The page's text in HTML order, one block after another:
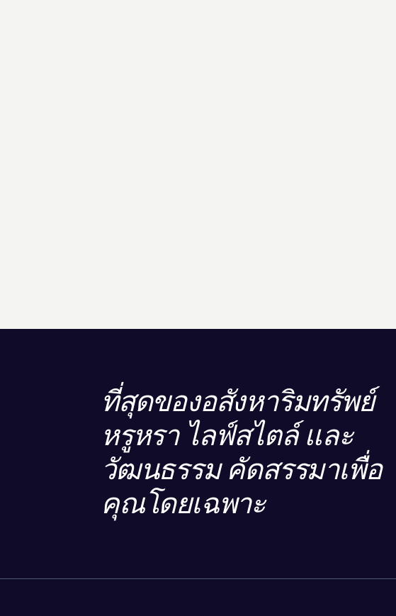
ที่สุดของอสังหาริมทรัพย์
หรูหรา ไลฟ์สไตล์ และ
วัฒนธรรม คัดสรรมาเพื่อ
คุณโดยเฉพาะ